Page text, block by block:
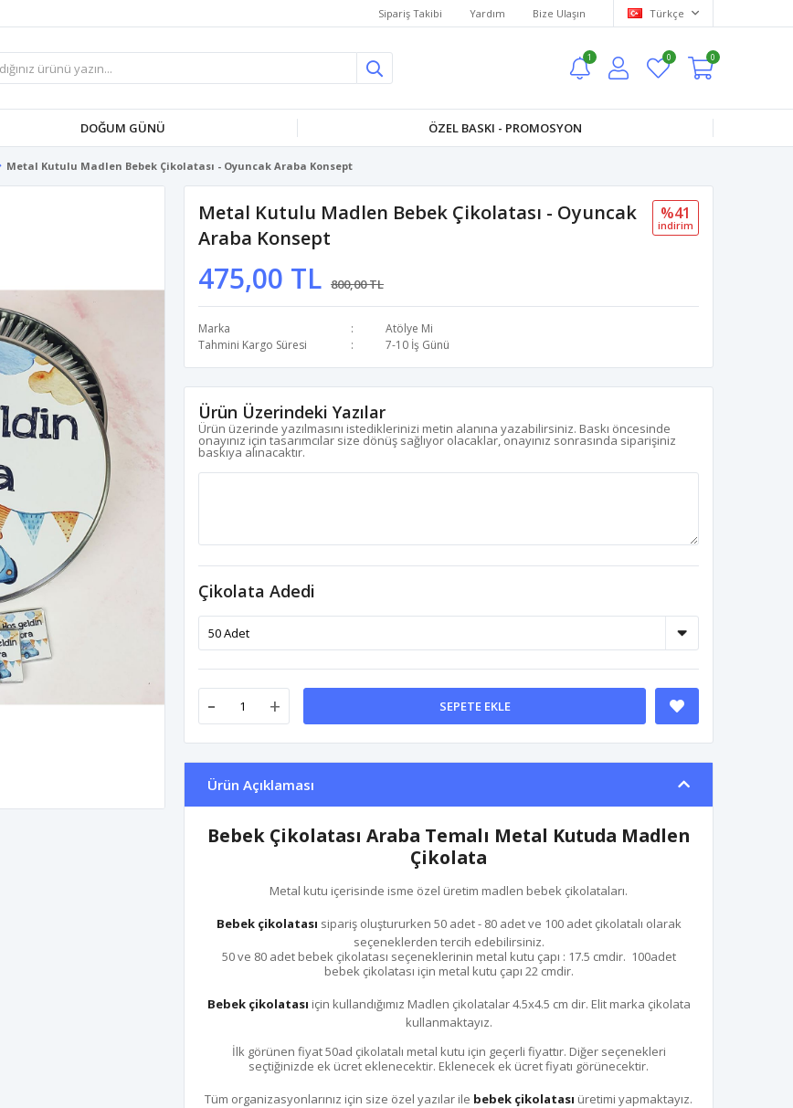
Sipariş Takibi Yardım Bize Ulaşın Türkçe
1 0 0
DOĞUM GÜNÜ ÖZEL BASKI - PROMOSYON
Metal Kutulu Madlen Bebek Çikolatası - Oyuncak Araba Konsept
Metal Kutulu Madlen Bebek Çikolatası - Oyuncak
Araba Konsept
475,00 TL 800,00 TL
%41
i̇ndi̇ri̇m
Marka
Atölye Mi
Tahmini Kargo Süresi
7-10 İş Günü
Ürün Üzerindeki Yazılar
Ürün üzerinde yazılmasını istediklerinizi metin alanına yazabilirsiniz. Baskı öncesinde
onayınız için tasarımcılar size dönüş sağlıyor olacaklar, onayınız sonrasında siparişiniz
baskıya alınacaktır.
Çikolata Adedi
- + SEPETE EKLE
Ürün Açıklaması
Bebek Çikolatası Araba Temalı Metal Kutuda Madlen
Çikolata
Metal kutu içerisinde isme özel üretim madlen bebek çikolataları.
Bebek çikolatası sipariş oluştururken 50 adet - 80 adet ve 100 adet çikolatalı olarak
seçeneklerden tercih edebilirsiniz.
50 ve 80 adet bebek çikolatası seçeneklerinin metal kutu çapı : 17.5 cmdir. 100adet
bebek çikolatası için metal kutu çapı 22 cmdir.
Bebek çikolatası için kullandığımız Madlen çikolatalar 4.5x4.5 cm dir. Elit marka çikolata
kullanmaktayız.
İlk görünen fiyat 50ad çikolatalı metal kutu için geçerli fiyattır. Diğer seçenekleri
seçtiğinizde ek ücret eklenecektir. Eklenecek ek ücret fiyatı görünecektir.
Tüm organizasyonlarınız için size özel yazılar ile bebek çikolatası üretimi yapmaktayız.